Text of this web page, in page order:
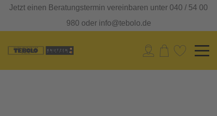
Jetzt einen Beratungstermin vereinbaren unter 040 / 54 00
980 oder info@tebolo.de